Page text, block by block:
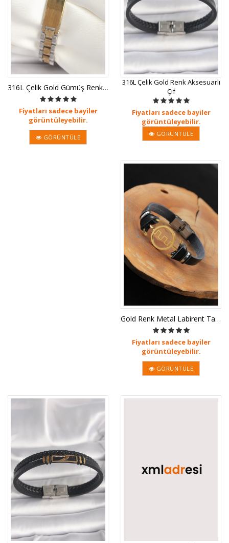
316L Çelik Gold Gümüş Renk Zincir K
Fiyatları sadece bayiler
görüntüleyebilir.
GÖRÜNTÜLE
316L Çelik Gold Renk Aksesuarlı
Çif
Fiyatları sadece bayiler
görüntüleyebilir.
GÖRÜNTÜLE
Gold Renk Metal Labirent Tasarım Si
Fiyatları sadece bayiler
görüntüleyebilir.
GÖRÜNTÜLE